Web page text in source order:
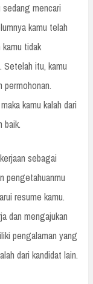
sedang mencari
kamu telah
tidak
Setelah itu, kamu
permohonan.
kamu kalah dari
baik.
sebagai
pengetahuanmu
resume kamu.
dan mengajukan
pengalaman yang
dari kandidat lain.